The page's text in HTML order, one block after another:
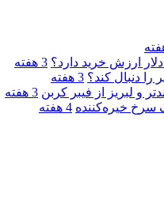
3 هفته
دنبال کند؟ 3 هفته
3 هفته
4 هفته